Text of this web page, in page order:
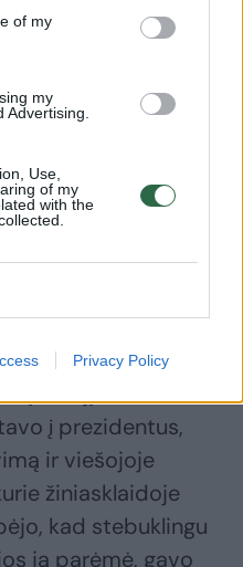
of my
my
Advertising.
Use,
of my
with the
Privacy Policy
standartais.
finansinį rėmimą ir
narių lūpomis
tikrų asmenų turi
tai jūsų
ir greičiausiai bus
ištirti šiems
į prezidentus,
ir viešojoje
žiniasklaidoje
kad stebuklingu
ją parėmė, gavo